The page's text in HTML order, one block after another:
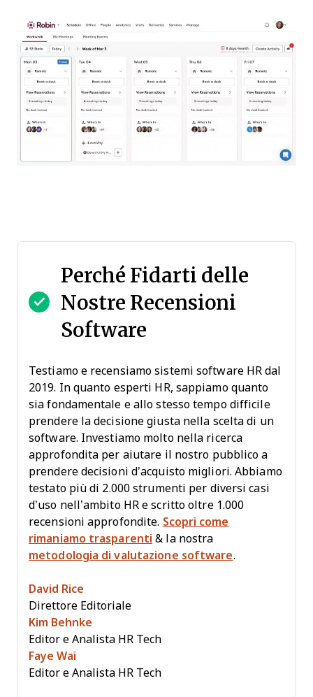
Perché Fidarti delle
Nostre Recensioni
Software
Testiamo e recensiamo sistemi software HR dal
2019. In quanto esperti HR, sappiamo quanto
sia fondamentale e allo stesso tempo difficile
prendere la decisione giusta nella scelta di un
software. Investiamo molto nella ricerca
approfondita per aiutare il nostro pubblico a
prendere decisioni d’acquisto migliori. Abbiamo
testato più di 2.000 strumenti per diversi casi
d’uso nell’ambito HR e scritto oltre 1.000
recensioni approfondite. Scopri come
rimaniamo trasparenti & la nostra
metodologia di valutazione software.
David Rice
Direttore Editoriale
Kim Behnke
Editor e Analista HR Tech
Faye Wai
Editor e Analista HR Tech